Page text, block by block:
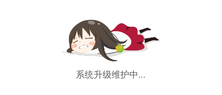
系统升级维护中...